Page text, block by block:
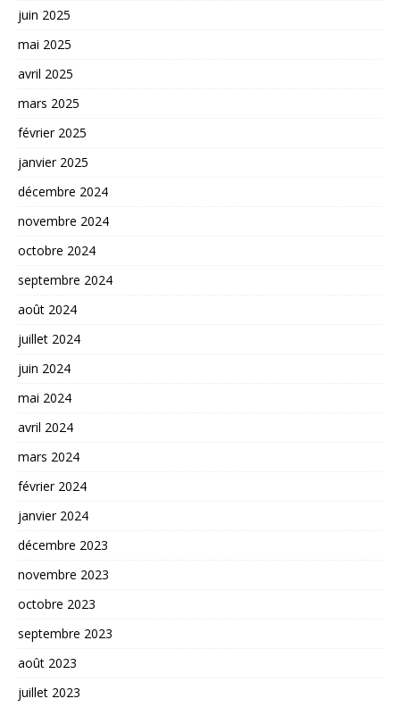
juin 2025
mai 2025
avril 2025
mars 2025
février 2025
janvier 2025
décembre 2024
novembre 2024
octobre 2024
septembre 2024
août 2024
juillet 2024
juin 2024
mai 2024
avril 2024
mars 2024
février 2024
janvier 2024
décembre 2023
novembre 2023
octobre 2023
septembre 2023
août 2023
juillet 2023